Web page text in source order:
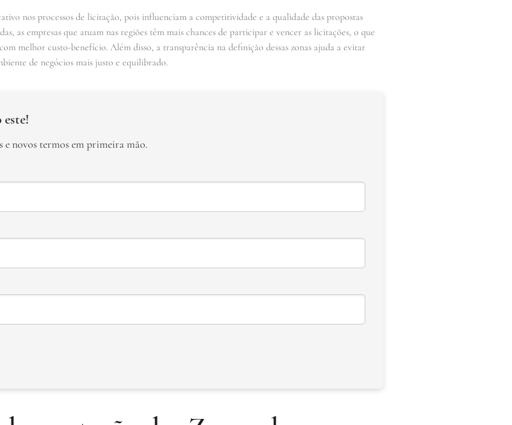
nos processos de licitação, pois influenciam a competitividade e a qualidade das propostas
as empresas que atuam nas regiões têm mais chances de participar e vencer as licitações, o que
melhor custo-benefício. Além disso, a transparência na definição dessas zonas ajuda a evitar
de negócios mais justo e equilibrado.
este!
e novos termos em primeira mão.